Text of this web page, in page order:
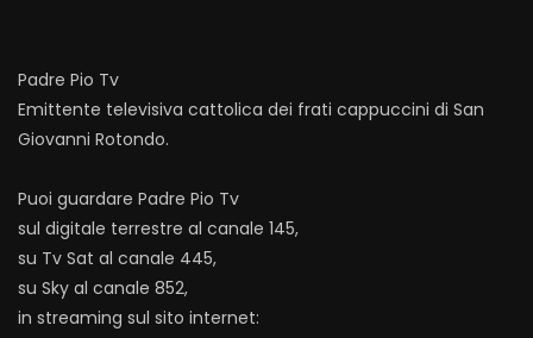
Padre Pio Tv
Emittente televisiva cattolica dei frati cappuccini di San
Giovanni Rotondo.
Puoi guardare Padre Pio Tv
sul digitale terrestre al canale 145,
su Tv Sat al canale 445,
su Sky al canale 852,
in streaming sul sito internet: